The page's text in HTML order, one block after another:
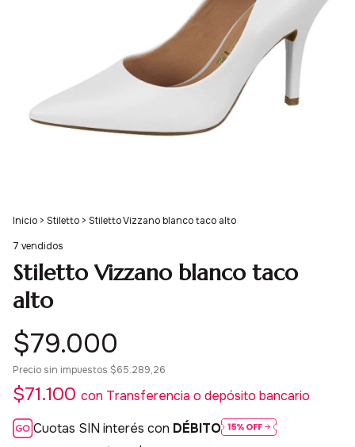
Inicio > Stiletto > Stiletto Vizzano blanco taco alto
7 vendidos
Stiletto Vizzano blanco taco
alto
$79.000
Precio sin impuestos $65.289,26
$71.100 con Transferencia o depósito bancario
Cuotas SIN interés con DÉBITO